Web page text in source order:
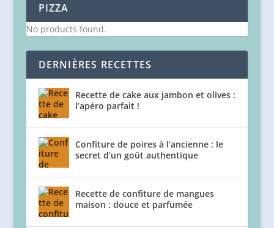
PIZZA
No products found.
DERNIÈRES RECETTES
Recette de cake aux jambon et olives :
l’apéro parfait !
Confiture de poires à l’ancienne : le
secret d’un goût authentique
Recette de confiture de mangues
maison : douce et parfumée